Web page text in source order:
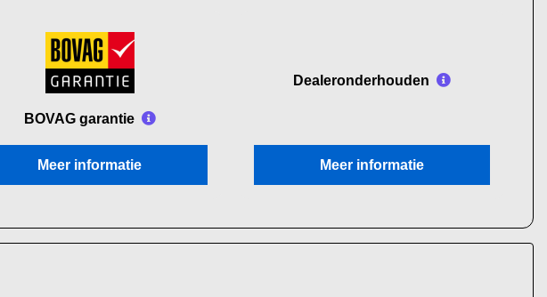
BOVAG garantie
Meer informatie
Dealeronderhouden
Meer informatie